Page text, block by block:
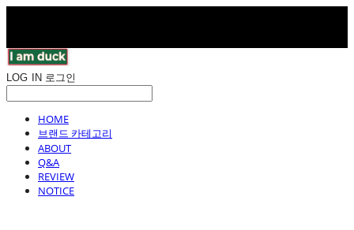
LOG IN 로그인
HOME
브랜드 카테고리
ABOUT
Q&A
REVIEW
NOTICE